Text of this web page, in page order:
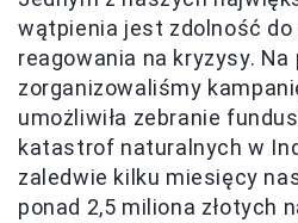
wątpienia jest zdolność do
reagowania na kryzysy. Na
zorganizowaliśmy
umożliwiła zebranie
katastrof naturalnych w
zaledwie kilku miesięcy
ponad 2,5 miliona złotych